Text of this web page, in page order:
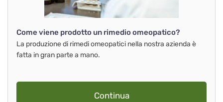
Come viene prodotto un rimedio omeopatico?
La produzione di rimedi omeopatici nella nostra azienda è
fatta in gran parte a mano.
Continua